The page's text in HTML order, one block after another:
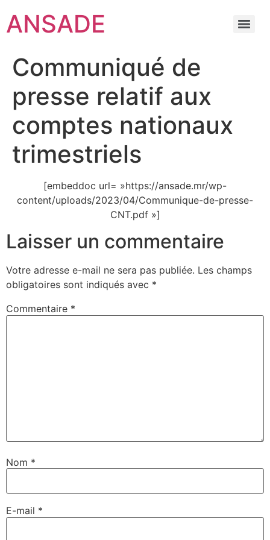
ANSADE
Communiqué de
presse relatif aux
comptes nationaux
trimestriels
[embeddoc url= »https://ansade.mr/wp-
content/uploads/2023/04/Communique-de-presse-
CNT.pdf »]
Laisser un commentaire
Votre adresse e-mail ne sera pas publiée. Les champs
obligatoires sont indiqués avec *
Commentaire *
Nom *
E-mail *